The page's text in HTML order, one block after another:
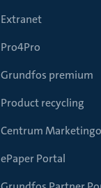
Extranet
Pro4Pro
Grundfos premium
Product recycling
Centrum
ePaper Portal